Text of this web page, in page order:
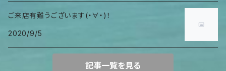
ご来店有難うございます(・∀・)！
2020/9/5
記事一覧を見る